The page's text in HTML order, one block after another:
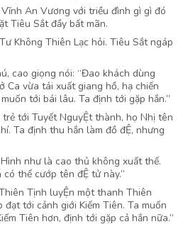
An Vương với triều đình gì gì đó
Tiêu Sắt đầy bất mãn.
Không Thiên Lạc hỏi. Tiêu Sắt ngáp
cao giọng nói: “Đao khách dùng
Ca vừa tái xuất giang hồ, hạ chiến
tới bái lâu. Ta định tới gặp hắn.”
tới Tuyết NguyỆt thành, họ Nhị tên
Ta định thu hắn làm đồ đỆ, nhưng
như là cao thủ không xuất thế.
thể cướp tên đỆ tử này.”
Tịnh luyỆn một thanh Thiên
tới cảnh giới Kiếm Tiên. Ta muốn
Tiên hơn, định tới gặp cả hắn nữa.”